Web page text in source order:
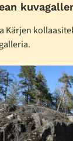
Kärjen